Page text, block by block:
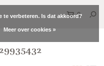
0
te verbeteren. Is dat akkoord?
Meer over cookies »